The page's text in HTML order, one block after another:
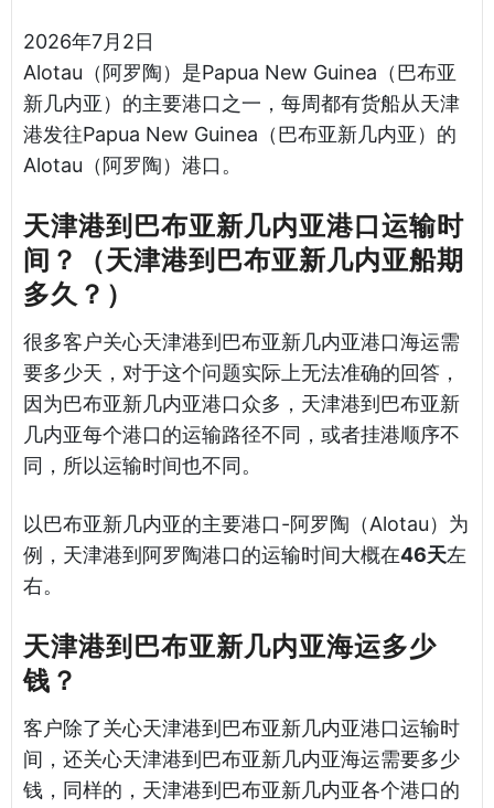
2026年7月2日
Alotau（阿罗陶）是Papua New Guinea（巴布亚
新几内亚）的主要港口之一，每周都有货船从天津
港发往Papua New Guinea（巴布亚新几内亚）的
Alotau（阿罗陶）港口。
天津港到巴布亚新几内亚港口运输时
间？（天津港到巴布亚新几内亚船期
多久？）
很多客户关心天津港到巴布亚新几内亚港口海运需
要多少天，对于这个问题实际上无法准确的回答，
因为巴布亚新几内亚港口众多，天津港到巴布亚新
几内亚每个港口的运输路径不同，或者挂港顺序不
同，所以运输时间也不同。
以巴布亚新几内亚的主要港口-阿罗陶（Alotau）为
例，天津港到阿罗陶港口的运输时间大概在46天左
右。
天津港到巴布亚新几内亚海运多少
钱？
客户除了关心天津港到巴布亚新几内亚港口运输时
间，还关心天津港到巴布亚新几内亚海运需要多少
钱，同样的，天津港到巴布亚新几内亚各个港口的